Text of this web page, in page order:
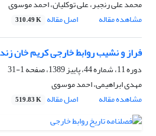
محمد علی رنجبر، علی توکلیان، احمد موسوی
مشاهده مقاله
اصل مقاله 310.49 K
فراز و نشیب روابط خارجی کریم خان
دوره 11، شماره 44، پاییز 1389، صفحه
1-31
مهدی ابراهیمی، احمد موسوی
مشاهده مقاله
اصل مقاله 519.83 K